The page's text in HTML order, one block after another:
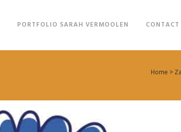
PORTFOLIO SARAH VERMOOLEN
Home >